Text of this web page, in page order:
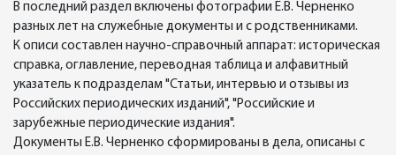
В последний раздел включены фотографии Е.В. Черненко
разных лет на служебные документы и с родственниками.
К описи составлен научно-справочный аппарат: историческая
справка, оглавление, переводная таблица и алфавитный
указатель к подразделам "Статьи, интервью и отзывы из
Российских периодических изданий", "Российские и
зарубежные периодические издания".
Документы Е.В. Черненко сформированы в дела, описаны с